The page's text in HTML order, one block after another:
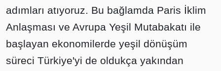
adımları atıyoruz. Bu bağlamda Paris İklim
Anlaşması ve Avrupa Yeşil Mutabakatı ile
başlayan ekonomilerde yeşil dönüşüm
süreci Türkiye'yi de oldukça yakından